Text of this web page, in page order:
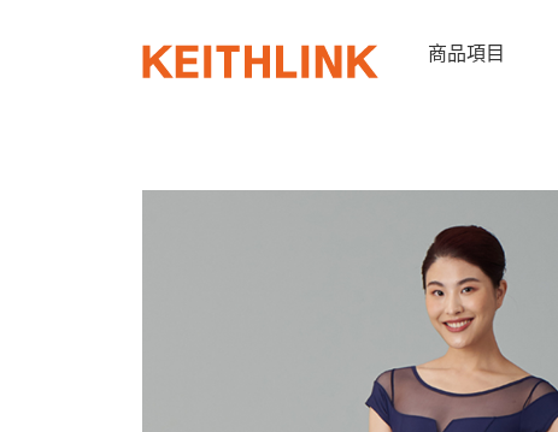
商品項目